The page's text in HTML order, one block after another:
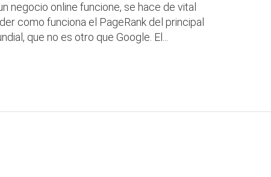
negocio online funcione, se hace de vital
como funciona el PageRank del principal
que no es otro que Google. El...